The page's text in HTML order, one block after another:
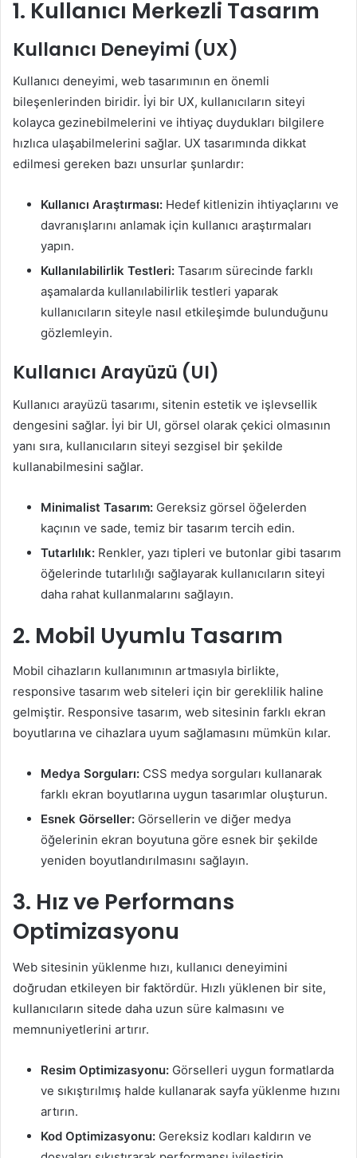
1. Kullanıcı Merkezli Tasarım
Kullanıcı Deneyimi (UX)
Kullanıcı deneyimi, web tasarımının en önemli
bileşenlerinden biridir. İyi bir UX, kullanıcıların siteyi
kolayca gezinebilmelerini ve ihtiyaç duydukları bilgilere
hızlıca ulaşabilmelerini sağlar. UX tasarımında dikkat
edilmesi gereken bazı unsurlar şunlardır:
Kullanıcı Araştırması: Hedef kitlenizin ihtiyaçlarını ve
davranışlarını anlamak için kullanıcı araştırmaları
yapın.
Kullanılabilirlik Testleri: Tasarım sürecinde farklı
aşamalarda kullanılabilirlik testleri yaparak
kullanıcıların siteyle nasıl etkileşimde bulunduğunu
gözlemleyin.
Kullanıcı Arayüzü (UI)
Kullanıcı arayüzü tasarımı, sitenin estetik ve işlevsellik
dengesini sağlar. İyi bir UI, görsel olarak çekici olmasının
yanı sıra, kullanıcıların siteyi sezgisel bir şekilde
kullanabilmesini sağlar.
Minimalist Tasarım: Gereksiz görsel öğelerden
kaçının ve sade, temiz bir tasarım tercih edin.
Tutarlılık: Renkler, yazı tipleri ve butonlar gibi tasarım
öğelerinde tutarlılığı sağlayarak kullanıcıların siteyi
daha rahat kullanmalarını sağlayın.
2. Mobil Uyumlu Tasarım
Mobil cihazların kullanımının artmasıyla birlikte,
responsive tasarım web siteleri için bir gereklilik haline
gelmiştir. Responsive tasarım, web sitesinin farklı ekran
boyutlarına ve cihazlara uyum sağlamasını mümkün kılar.
Medya Sorguları: CSS medya sorguları kullanarak
farklı ekran boyutlarına uygun tasarımlar oluşturun.
Esnek Görseller: Görsellerin ve diğer medya
öğelerinin ekran boyutuna göre esnek bir şekilde
yeniden boyutlandırılmasını sağlayın.
3. Hız ve Performans
Optimizasyonu
Web sitesinin yüklenme hızı, kullanıcı deneyimini
doğrudan etkileyen bir faktördür. Hızlı yüklenen bir site,
kullanıcıların sitede daha uzun süre kalmasını ve
memnuniyetlerini artırır.
Resim Optimizasyonu: Görselleri uygun formatlarda
ve sıkıştırılmış halde kullanarak sayfa yüklenme hızını
artırın.
Kod Optimizasyonu: Gereksiz kodları kaldırın ve